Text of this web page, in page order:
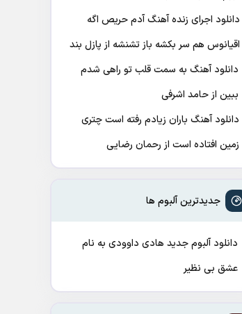
دانلود اجرای زنده آهنگ آدم حریص اگه
اقیانوس هم سر بکشه باز تشنشه از پازل بند
دانلود آهنگ به سمت قلب تو راهی شدم
ببین از حامد اشرفی
دانلود آهنگ باران زیادم رفته است چتری
زمین افتاده است از رحمان رضایی
جدیدترین آلبوم ها
دانلود آلبوم جدید هادی داوودی به نام
عشق بی نظیر